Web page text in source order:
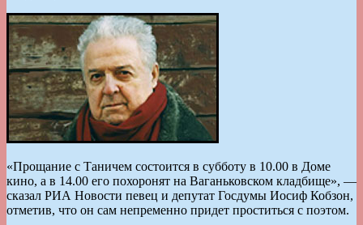
«Прощание с Таничем состоится в субботу в 10.00 в Доме
кино, а в 14.00 его похоронят на Ваганьковском кладбище», —
сказал РИА Новости певец и депутат Госдумы Иосиф Кобзон,
отметив, что он сам непременно придет проститься с поэтом.